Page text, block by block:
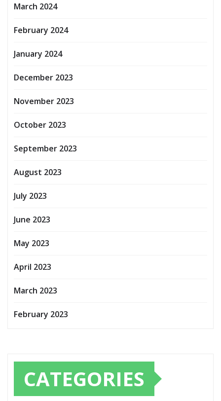
March 2024
February 2024
January 2024
December 2023
November 2023
October 2023
September 2023
August 2023
July 2023
June 2023
May 2023
April 2023
March 2023
February 2023
CATEGORIES